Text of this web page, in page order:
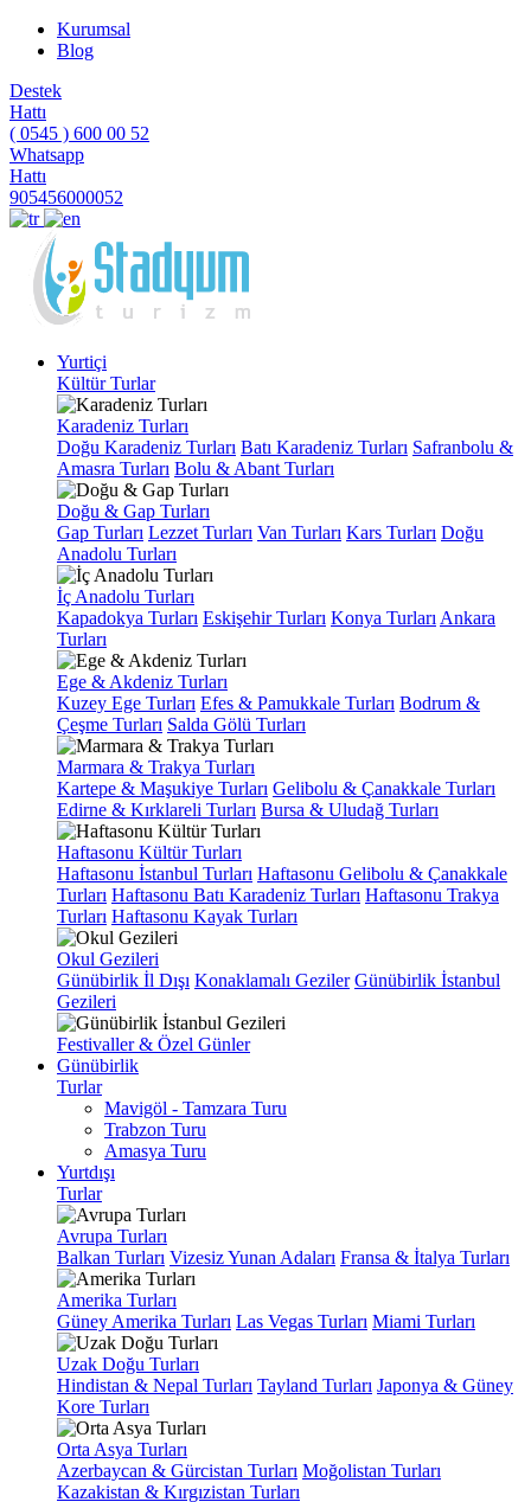
Kurumsal
Blog
Destek
Hattı
( 0545 ) 600 00 52
Whatsapp
Hattı
905456000052
Yurtiçi
Kültür Turlar
Karadeniz Turları
Doğu Karadeniz Turları Batı Karadeniz Turları Safranbolu &
Amasra Turları Bolu & Abant Turları
Doğu & Gap Turları
Gap Turları Lezzet Turları Van Turları Kars Turları Doğu
Anadolu Turları
İç Anadolu Turları
Kapadokya Turları Eskişehir Turları Konya Turları Ankara
Turları
Ege & Akdeniz Turları
Kuzey Ege Turları Efes & Pamukkale Turları Bodrum &
Çeşme Turları Salda Gölü Turları
Marmara & Trakya Turları
Kartepe & Maşukiye Turları Gelibolu & Çanakkale Turları
Edirne & Kırklareli Turları Bursa & Uludağ Turları
Haftasonu Kültür Turları
Haftasonu İstanbul Turları Haftasonu Gelibolu & Çanakkale
Turları Haftasonu Batı Karadeniz Turları Haftasonu Trakya
Turları Haftasonu Kayak Turları
Okul Gezileri
Günübirlik İl Dışı Konaklamalı Geziler Günübirlik İstanbul
Gezileri
Festivaller & Özel Günler
Günübirlik
Turlar
Mavigöl - Tamzara Turu
Trabzon Turu
Amasya Turu
Yurtdışı
Turlar
Avrupa Turları
Balkan Turları Vizesiz Yunan Adaları Fransa & İtalya Turları
Amerika Turları
Güney Amerika Turları Las Vegas Turları Miami Turları
Uzak Doğu Turları
Hindistan & Nepal Turları Tayland Turları Japonya & Güney
Kore Turları
Orta Asya Turları
Azerbaycan & Gürcistan Turları Moğolistan Turları
Kazakistan & Kırgızistan Turları